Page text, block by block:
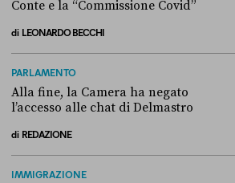
Conte e la “Commissione Covid”
di LEONARDO BECCHI
PARLAMENTO
Alla fine, la Camera ha negato
l’accesso alle chat di Delmastro
di REDAZIONE
IMMIGRAZIONE